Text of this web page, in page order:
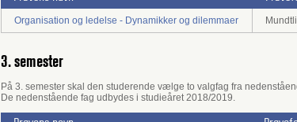
Organisation og ledelse - Dynamikker og dilemmaer
3. semester
På 3. semester skal den studerende vælge to valgfag fra
De nedenstående fag udbydes i studieåret 2018/2019.